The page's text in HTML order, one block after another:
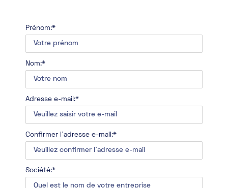
Prénom:*
Nom:*
Adresse e-mail:*
Confirmer l`adresse e-mail:*
Société:*